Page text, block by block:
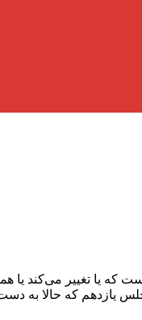
تغییر می‌کند یا
یازدهم که حالا